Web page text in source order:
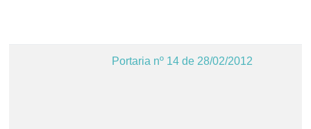
Portaria nº 14 de 28/02/2012